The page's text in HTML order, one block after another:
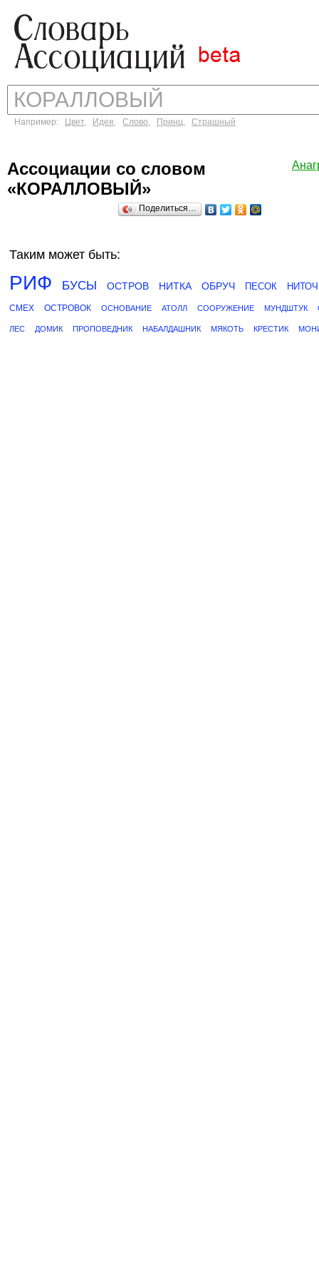
Например: Цвет, Идея, Слово, Принц, Страшный
Ассоциации со словом
«КОРАЛЛОВЫЙ»
Поделиться…
Таким может быть:
РИФ БУСЫ ОСТРОВ НИТКА ОБРУЧ ПЕСОК
СМЕХ ОСТРОВОК ОСНОВАНИЕ АТОЛЛ СООРУЖЕНИЕ МУНДШТУК
ЛЕС ДОМИК ПРОПОВЕДНИК НАБАЛДАШНИК МЯКОТЬ КРЕСТИК